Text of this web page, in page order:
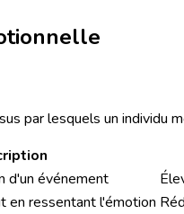
par lesquels un individu
d'un événement
en ressentant l'émotion